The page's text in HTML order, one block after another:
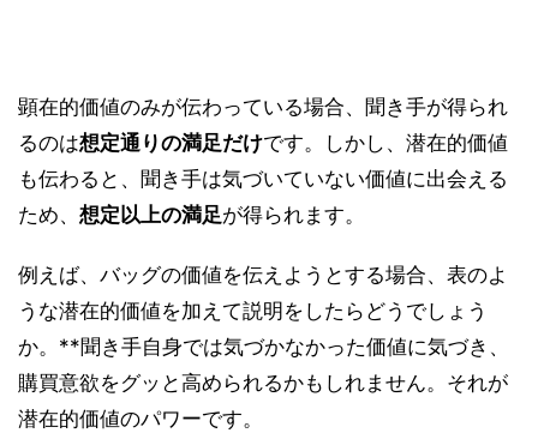
顕在的価値のみが伝わっている場合、聞き手が得られ
るのは想定通りの満足だけです。しかし、潜在的価値
も伝わると、聞き手は気づいていない価値に出会える
ため、 想定以上の満足が得られます。
例えば、バッグの価値を伝えようとする場合、表のよ
うな潜在的価値を加えて説明をしたらどうでしょう
か。**聞き手自身では気づかなかった価値に気づき、
購買意欲をグッと高められるかもしれません。それが
潜在的価値のパワーです。